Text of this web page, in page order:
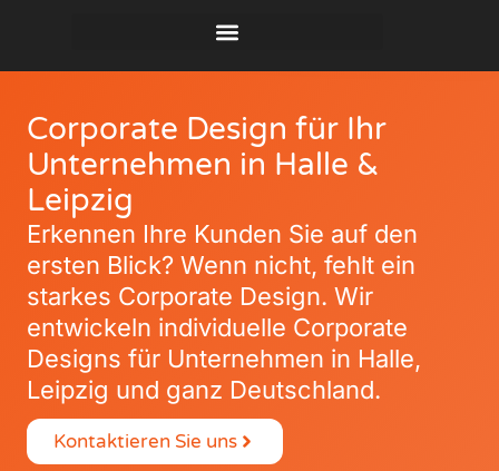
Corporate Design für Ihr
Unternehmen in Halle &
Leipzig
Erkennen Ihre Kunden Sie auf den
ersten Blick? Wenn nicht, fehlt ein
starkes Corporate Design. Wir
entwickeln individuelle Corporate
Designs für Unternehmen in Halle,
Leipzig und ganz Deutschland.
Kontaktieren Sie uns